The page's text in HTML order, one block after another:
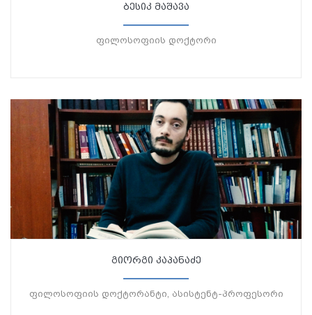
ბესიკ მაშავა
ფილოსოფიის დოქტორი
გიორგი კაპანაძე
ფილოსოფიის დოქტორანტი, ასისტენტ-პროფესორი